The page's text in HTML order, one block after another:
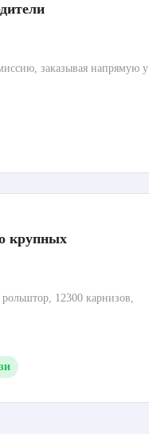
заказывая напрямую у
крупных
12300 карнизов,